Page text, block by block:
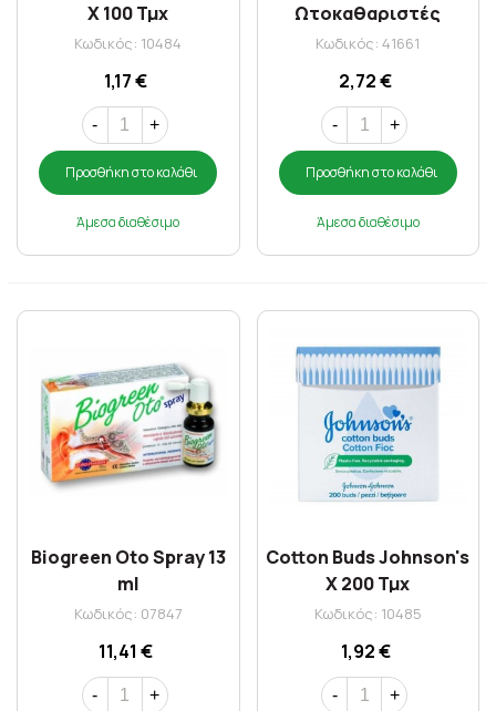
X 100 Τμχ
Κωδικός: 10484
1,17 €
- +
Προσθήκη στο καλάθι
Άμεσα διαθέσιμο
Ωτοκαθαριστές
Ασφαλείας (10440.00)
Κωδικός: 41661
2,72 €
- +
Προσθήκη στο καλάθι
Άμεσα διαθέσιμο
Biogreen Oto Spray 13
ml
Κωδικός: 07847
11,41 €
- +
Cotton Buds Johnson's
X 200 Τμχ
Κωδικός: 10485
1,92 €
- +